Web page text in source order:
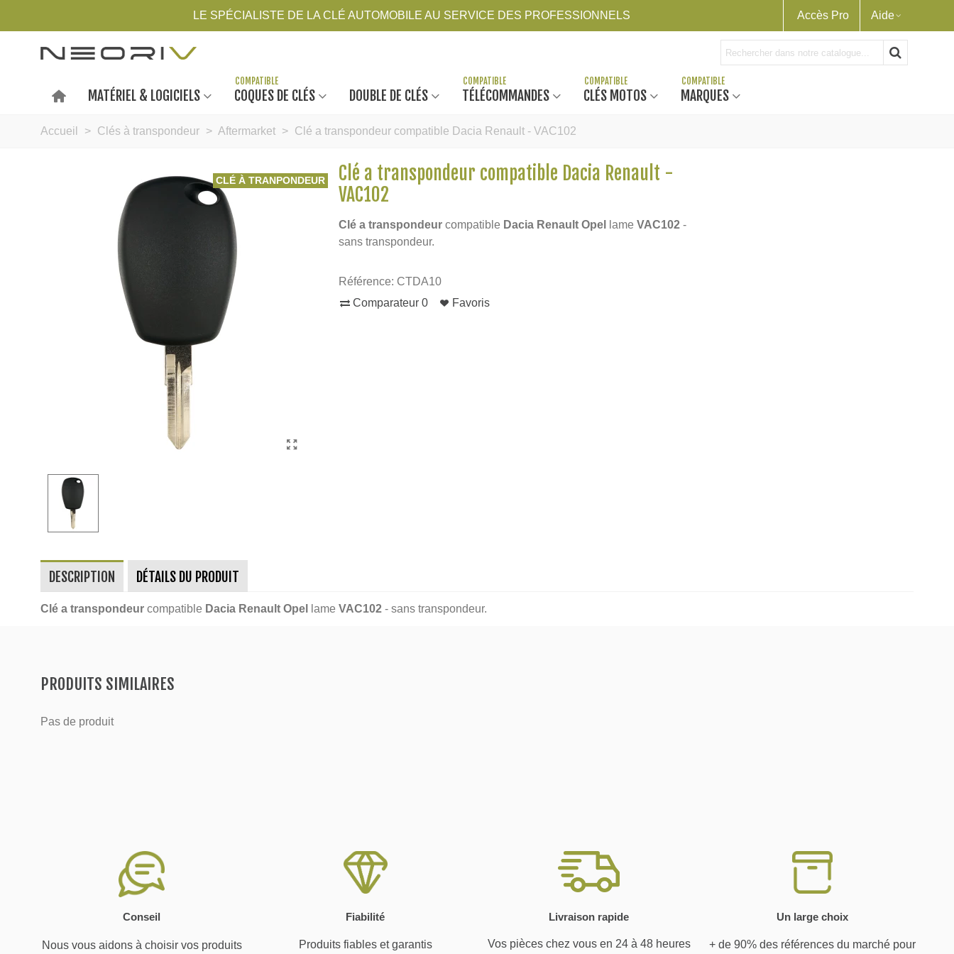
LE SPÉCIALISTE DE LA CLÉ AUTOMOBILE AU SERVICE DES PROFESSIONNELS Accès Pro Aide
MATÉRIEL & LOGICIELS COQUES DE CLÉS DOUBLE DE CLÉS TÉLÉCOMMANDES CLÉS MOTOS MARQUES
Accueil > Clés à transpondeur > Aftermarket > Clé a transpondeur compatible Dacia Renault - VAC102
CLÉ À TRANPONDEUR
Clé a transpondeur compatible Dacia Renault -
VAC102
Clé a transpondeurcompatible Dacia Renault Opel lame VAC102-
sans transpondeur.
Référence: CTDA10
Comparateur 0 Favoris
DESCRIPTION DÉTAILS DU PRODUIT
Clé a transpondeur compatible Dacia Renault Opel lame VAC102 - sans transpondeur.
PRODUITS SIMILAIRES
Pas de produit
Conseil Fiabilité Livraison rapide Un large choix
Nous vous aidons à choisir vos produits Produits fiables et garantis Vos pièces chez vous en 24 à 48 heures + de 90% des références du marché pour